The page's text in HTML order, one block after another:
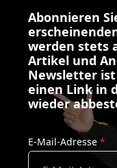
Abonnieren
werden stets
Artikel und
Newsletter
einen Link in
wieder
E-Mail-Adresse *